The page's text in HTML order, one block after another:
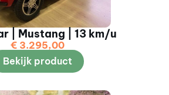
| Mustang | 13 km/u
€ 3.295,00
Bekijk product